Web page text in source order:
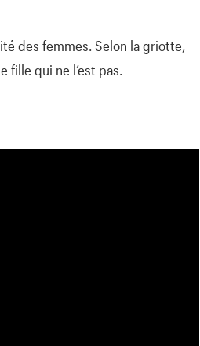
des femmes. Selon la griotte,
fille qui ne l’est pas.